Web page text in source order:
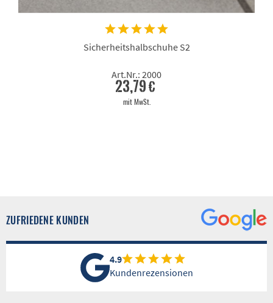
Sicherheitshalbschuhe S2
Art.Nr.: 2000
23,79 €
mit MwSt.
ZUFRIEDENE KUNDEN
4.9
Kundenrezensionen